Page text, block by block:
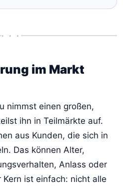
• • •
im Markt
nimmst einen großen,
ihn in Teilmärkte auf.
aus Kunden, die sich in
Das können Alter,
Anlass oder
ist einfach: nicht alle